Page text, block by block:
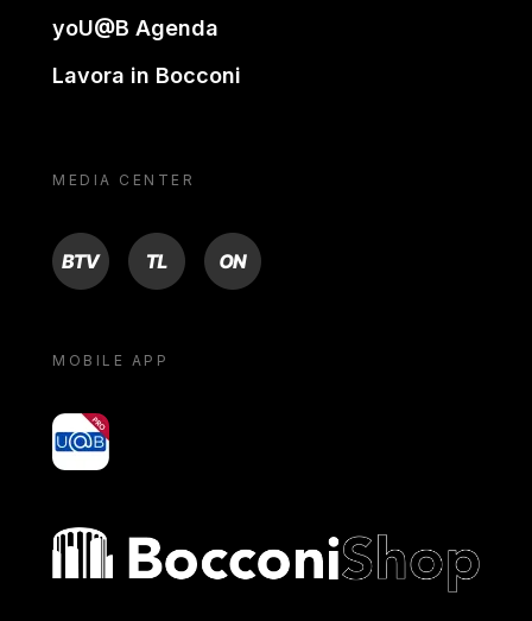
yoU@B Agenda
Lavora in Bocconi
MEDIA CENTER
BTV TL ON
MOBILE APP
yoU@B
Bocconi shop